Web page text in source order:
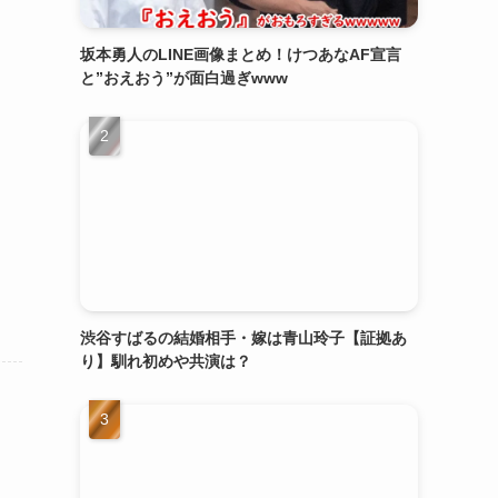
坂本勇人のLINE画像まとめ！けつあなAF宣言
と”おえおう”が面白過ぎwww
渋谷すばるの結婚相手・嫁は青山玲子【証拠あ
り】馴れ初めや共演は？